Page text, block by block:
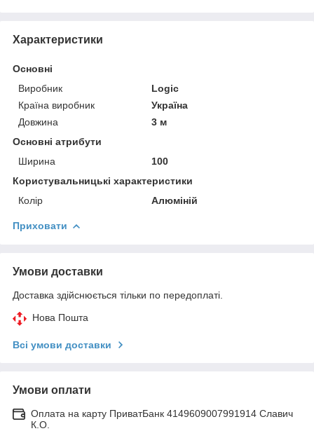
Характеристики
Основні
Виробник
Logic
Країна виробник
Україна
Довжина
3 м
Основні атрибути
Ширина
100
Користувальницькі характеристики
Колір
Алюміній
Приховати
Умови доставки
Доставка здійснюється тільки по передоплаті.
Нова Пошта
Всі умови доставки
Умови оплати
Оплата на карту ПриватБанк 4149609007991914 Славич
К.О.